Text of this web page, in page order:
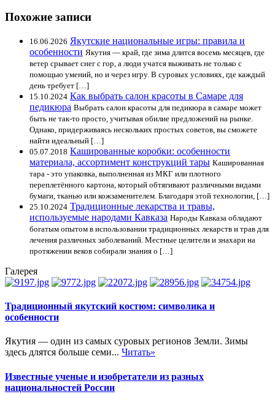
Похожие записи
16.06.2026 Якутские национальные игры: правила и
особенности Якутия — край, где зима длится восемь месяцев, где
ветер срывает снег с гор, а люди учатся выживать не только с
помощью умений, но и через игру. В суровых условиях, где каждый
день требует […]
15.10.2024 Как выбрать салон красоты в Самаре для
педикюра Выбрать салон красоты для педикюра в самаре может
быть не так-то просто, учитывая обилие предложений на рынке.
Однако, придерживаясь нескольких простых советов, вы сможете
найти идеальный […]
05.07.2018 Кашированные коробки: особенности
материала, ассортимент конструкций тары Кашированная
тара - это упаковка, выполненная из МКГ или плотного
переплетённого картона, который обтягивают различными видами
бумаги, тканью или кожзаменителем. Благодаря этой технологии, […]
25.10.2024 Традиционные лекарства и травы,
используемые народами Кавказа Народы Кавказа обладают
богатым опытом в использовании традиционных лекарств и трав для
лечения различных заболеваний. Местные целители и знахари на
протяжении веков собирали знания о […]
Галерея
Традиционный якутский костюм: символика и
особенности
Якутия — один из самых суровых регионов Земли. Зимы
здесь длятся больше семи... Читать»
Известные ученые и изобретатели из разных
национальностей России